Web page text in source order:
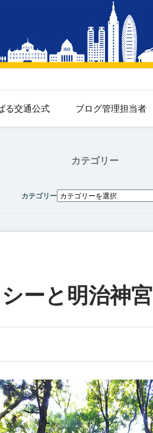
る交通公式 ブログ管理担当者
カテゴリー
カテゴリー
ーと明治神宮